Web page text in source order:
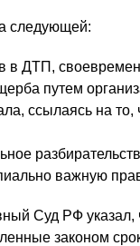
следующей:
в ДТП,
путем
ссылаясь на то,
важную
Суд РФ
законом